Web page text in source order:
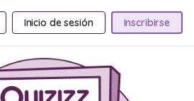
Inicio de sesión Inscribirse